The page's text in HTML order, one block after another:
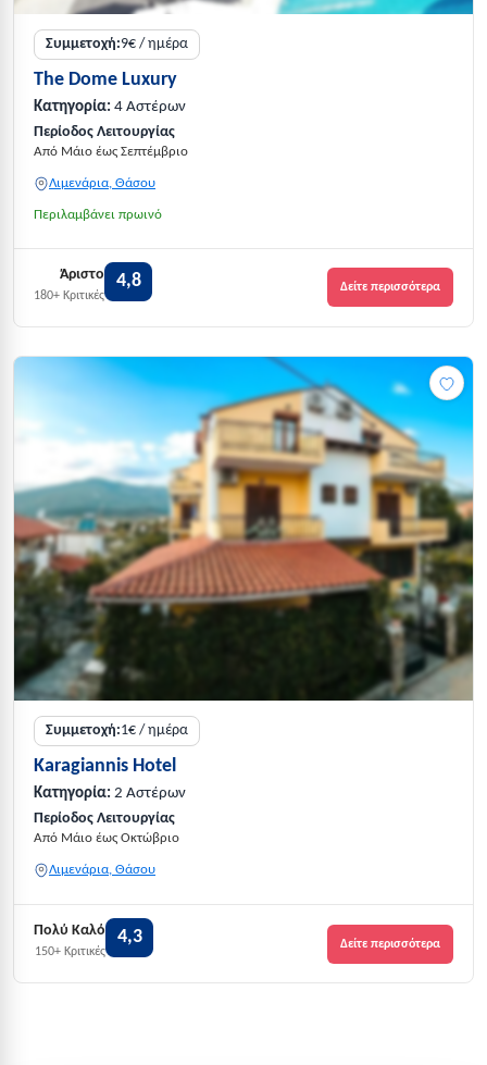
Συμμετοχή:9€ / ημέρα
The Dome Luxury
Κατηγορία: 4 Αστέρων
Περίοδος Λειτουργίας
Από Μάιο έως Σεπτέμβριο
Λιμενάρια, Θάσου
Περιλαμβάνει πρωινό
Άριστο
180+ Κριτικές
4,8 Δείτε περισσότερα
Συμμετοχή:1€ / ημέρα
Karagiannis Hotel
Κατηγορία: 2 Αστέρων
Περίοδος Λειτουργίας
Από Μάιο έως Οκτώβριο
Λιμενάρια, Θάσου
Πολύ Καλό
150+ Κριτικές
4,3 Δείτε περισσότερα